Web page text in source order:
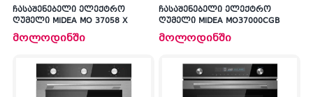
ჩასაშენებელი ელექტრო
ღუმელი MIDEA MO 37058 X
მოლოდინში
ჩასაშენებელი ელექტრო
ღუმელი MIDEA MO37000CGB
მოლოდინში